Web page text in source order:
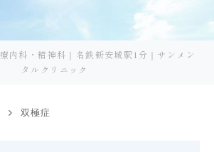
内科・精神科｜名鉄新安城駅1分｜サンメン
タルクリニック
双極症